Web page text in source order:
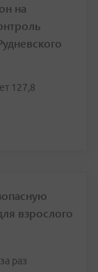
на
127,8
взрослого
раз